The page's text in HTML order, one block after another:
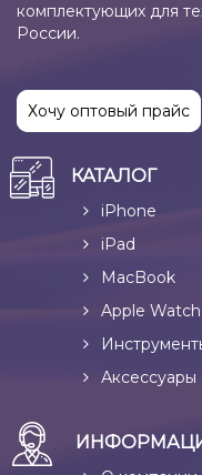
комплектующих для
России.
Хочу оптовый прайс
КАТАЛОГ
iPhone
iPad
MacBook
Apple Watch
Аксессуары